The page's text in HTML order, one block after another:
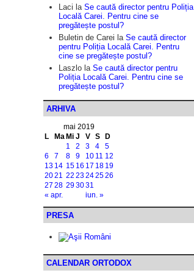
Laci la Se caută director pentru Poliția
Locală Carei. Pentru cine se
pregătește postul?
Buletin de Carei la Se caută director
pentru Poliția Locală Carei. Pentru
cine se pregătește postul?
Laszlo la Se caută director pentru
Poliția Locală Carei. Pentru cine se
pregătește postul?
ARHIVA
mai 2019
L
Ma Mi J V S D
« apr. iun. »
1 2 3 4
5
6
7 8 9 10 11 12
13 14 15 16 17 18 19
2021 22 23242526
27 28 293031
PRESA
CALENDAR ORTODOX